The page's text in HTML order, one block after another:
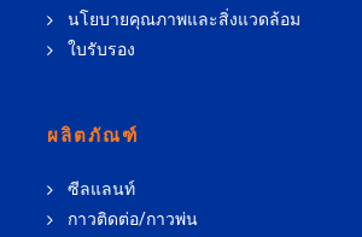
นโยบายคุณภาพและสิ่งแวดล้อม
ใบรับรอง
ผลิตภัณฑ์
ซีลแลนท์
กาวติดต่อ/กาวพ่น